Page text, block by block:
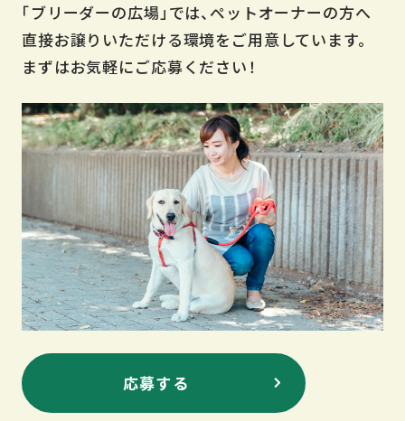
「ブリーダーの広場」では、ペットオーナーの方へ
直接お譲りいただける環境をご用意しています。
まずはお気軽にご応募ください！
応募する